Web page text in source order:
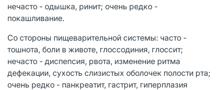
нечасто - одышка, ринит; очень редко -
покашливание.
Со стороны пищеварительной системы: часто -
тошнота, боли в животе, глоссодиния, глоссит;
нечасто - диспепсия, рвота, изменение ритма
дефекации, сухость слизистых оболочек полости рта;
очень редко - панкреатит, гастрит, гиперплазия